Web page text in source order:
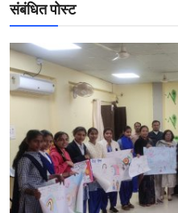
संबंधित पोस्ट